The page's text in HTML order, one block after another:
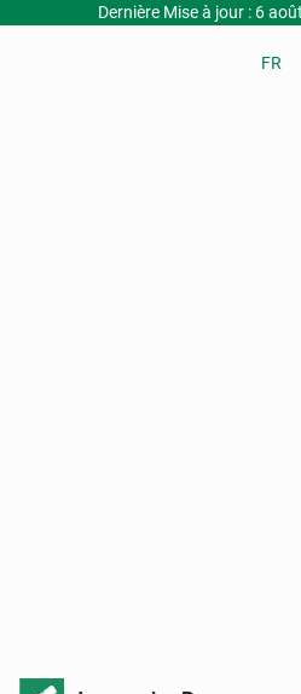
Dernière Mise à jour : 6
FR